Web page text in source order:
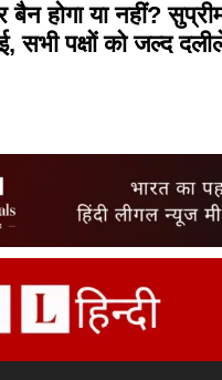
बैन होगा या नहीं?
सभी पक्षों को जल्द